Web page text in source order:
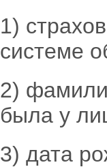
1)
системе
2)
была у
3) дата